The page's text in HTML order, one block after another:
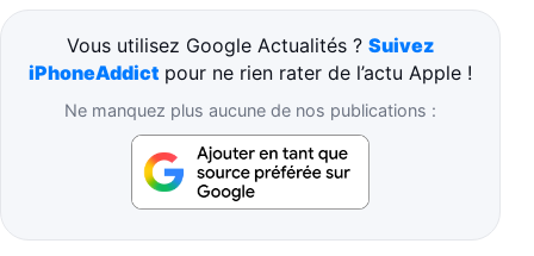
Vous utilisez Google Actualités ? Suivez
iPhoneAddict pour ne rien rater de l’actu Apple !
Ne manquez plus aucune de nos publications :